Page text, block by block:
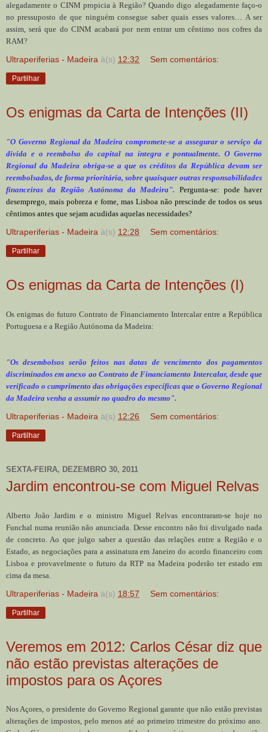
alegadamente o CINM propicia à Região? Quando digo alegadamente faço-o
no pressuposto de que ninguém consegue saber quais esses valores… A ser
assim, será que do CINM acabará por nem entrar um cêntimo nos cofres da
RAM?
Ultraperiferias - Madeira à(s) 12:32 Sem comentários:
Partilhar
Os enigmas da Carta de Intenções (II)
"O Governo Regional da Madeira compromete-se a assegurar o serviço da
dívida e o reembolso do capital na íntegra e pontualmente. O Governo
Regional da Madeira obriga-se a que os créditos da República devam ser
reembolsados, de forma prioritária, sobre quaisquer outras responsabilidades
financeiras da Região Autónoma da Madeira". Pergunta-se: pode haver
desemprego, mais pobreza e fome, mas Lisboa não prescinde de todos os seus
cêntimos antes que sejam acudidas aquelas necessidades?
Ultraperiferias - Madeira à(s) 12:28 Sem comentários:
Partilhar
Os enigmas da Carta de Intenções (I)
Os enigmas do futuro Contrato de Financiamento Intercalar entre a República
Portuguesa e a Região Autónoma da Madeira:
"Os desembolsos serão feitos nas datas de vencimento dos pagamentos
discriminados em anexo ao Contrato de Financiamento Intercalar, desde que
verificado o cumprimento das obrigações específicas que o Governo Regional
da Madeira venha a assumir no quadro do mesmo".
Ultraperiferias - Madeira à(s) 12:26 Sem comentários:
Partilhar
SEXTA-FEIRA, DEZEMBRO 30, 2011
Jardim encontrou-se com Miguel Relvas
Alberto João Jardim e o ministro Miguel Relvas encontraram-se hoje no
Funchal numa reunião não anunciada. Desse encontro não foi divulgado nada
de concreto. Ao que julgo saber a questão das relações entre a Região e o
Estado, as negociações para a assinatura em Janeiro do acordo financeiro com
Lisboa e provavelmente o futuro da RTP na Madeira poderão ter estado em
cima da mesa.
Ultraperiferias - Madeira à(s) 18:57 Sem comentários:
Partilhar
Veremos em 2012: Carlos César diz que
não estão previstas alterações de
impostos para os Açores
Nos Açores, o presidente do Governo Regional garante que não estão previstas
alterações de impostos, pelo menos até ao primeiro trimestre do próximo ano.